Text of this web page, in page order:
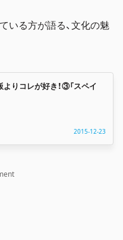
いる方が語る、文化の魅
りコレが好き！③「スペイ
2015-12-23